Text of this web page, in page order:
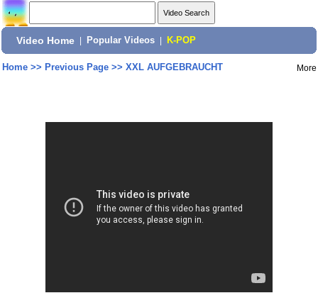
Video Home Popular Videos K-POP
Home>> Previous Page>> XXL AUFGEBRAUCHT More